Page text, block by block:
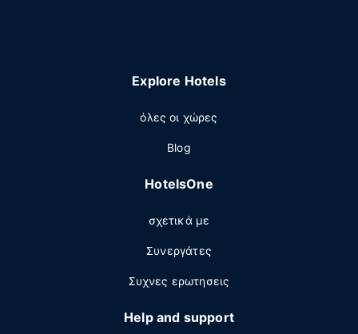
Explore Hotels
όλες οι χώρες
Blog
HotelsOne
σχετικά με
Συνεργάτες
Συχνες ερωτησεις
Help and support